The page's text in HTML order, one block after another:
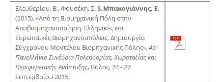
Ελευθερίου, Β., Φουσέκη, Σ. & Μπακογιάννης, E.
(2015). «Από τη Βιομηχανική Πόλη στην
Αποβιομηχανοποίηση. Ελληνικές και
Ευρωπαϊκές Βιομηχανουπόλεις. Δημιουργία
Σύγχρονου Μοντέλου Βιομηχανικής Πόλης»,4ο
Πανελλήνιο Συνέδριο Πολεοδομίας, Χωροταξίας και
Περιφερειακής Ανάπτυξης, Βόλος, 24 - 27
Σεπτεμβρίου 2015,